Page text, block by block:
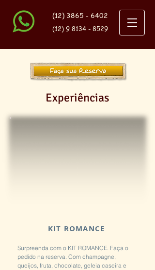
(12) 3865 - 6402
(12) 9 8134 - 8529
Experiências
KIT ROMANCE
Surpreenda com o KIT ROMANCE. Faça o
pedido na reserva. Com champagne,
queijos, fruta, chocolate, geleia caseira e